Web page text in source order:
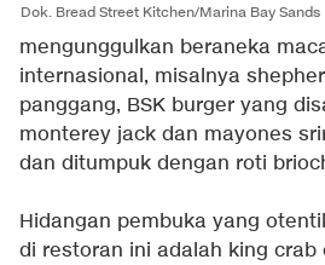
Dok. Bread Street Kitchen/Marina Bay Sands
mengunggulkan beraneka
internasional, misalnya
panggang, BSK burger yang
monterey jack dan mayones
dan ditumpuk dengan roti
Hidangan pembuka yang
di restoran ini adalah king crab